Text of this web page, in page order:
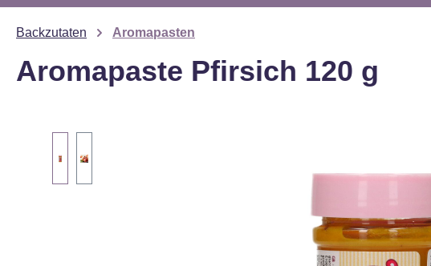
Backzutaten Aromapasten
Aromapaste Pfirsich 120 g